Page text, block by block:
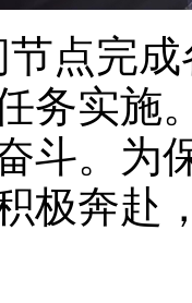
完成
务实施
斗。为
极奔赴